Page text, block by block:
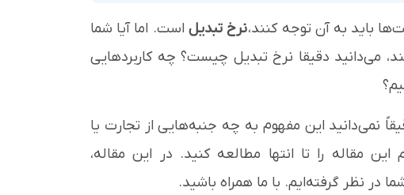
باید به آن توجه کنند،نرخ تبدیل است. اما آیا شما
می‌دانید دقیقا نرخ تبدیل چیست؟ چه کاربردهایی
نمی‌دانید این مفهوم به چه جنبه‌هایی از تجارت یا
مقاله را تا انتها مطالعه کنید. در این مقاله،
نظر گرفته‌ایم. با ما همراه باشید.